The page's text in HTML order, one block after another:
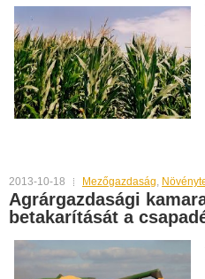
2013-10-18 Mezőgazdaság
Agrárgazdasági
betakarítását a